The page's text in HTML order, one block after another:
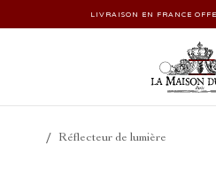
LIVRAISON EN FRANCE
/ Réflecteur de lumière